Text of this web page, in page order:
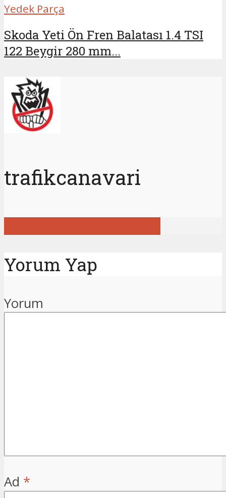
Yedek Parça
Skoda Yeti Ön Fren Balatası 1.4 TSI
122 Beygir 280 mm...
trafikcanavari
Yorum Yap
Yorum
Ad *